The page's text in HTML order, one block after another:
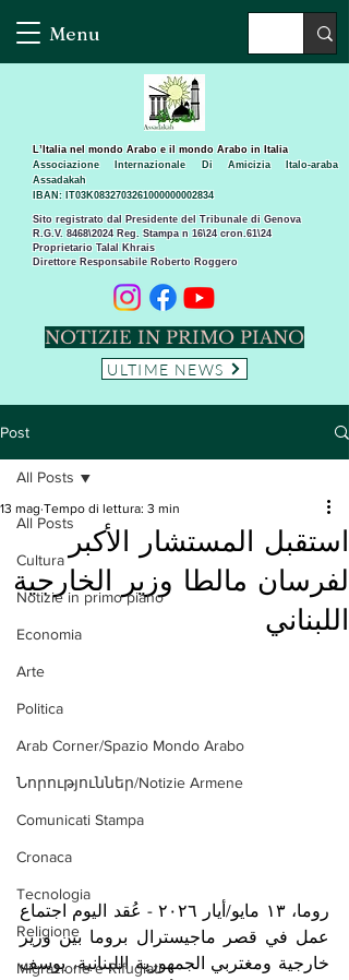
Menu
Sito registrato dal Presidente del Tribunale di Genova
R.G.V. 8468\2024 Reg. Stampa n 16\24 cron.61\24 ​
Proprietario Talal Khrais
Direttore Responsabile Roberto Roggero
L’Italia nel mondo Arabo e il mondo Arabo in Italia
Associazione Internazionale Di Amicizia Italo-araba
Assadakah
IBAN: IT03K0832703261000000002834
NOTIZIE IN PRIMO PIANO
ULTIME NEWS
Post
All Posts
Cultura
Notizie in primo piano
Economia
Arte
Politica
Arab Corner/Spazio Mondo Arabo
Նորություններ/Notizie Armene
Comunicati Stampa
Cronaca
Tecnologia
Religione
Migrazione e Rifugiati
All Posts
استقبل المستشار الأكبر
لفرسان مالطا وزير الخارجية
اللبناني
13 mag Tempo di lettura: 3 min
عمل في قصر ماجيسترال بروما بين وزير
خارجية ومغتربي الجمهورية اللبنانية، يوسف